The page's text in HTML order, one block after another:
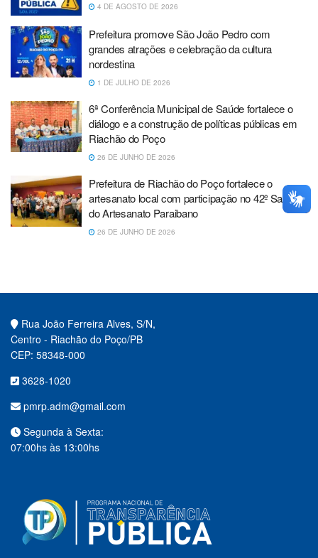
4 DE AGOSTO DE 2026
Prefeitura promove São João Pedro com
grandes atrações e celebração da cultura
nordestina
1 DE JULHO DE 2026
6ª Conferência Municipal de Saúde fortalece o
diálogo e a construção de políticas públicas em
Riachão do Poço
26 DE JUNHO DE 2026
Prefeitura de Riachão do Poço fortalece o
artesanato local com participação no 42º Salão
do Artesanato Paraibano
26 DE JUNHO DE 2026
Rua João Ferreira Alves, S/N,
Centro - Riachão do Poço/PB
CEP: 58348-000
3628-1020
pmrp.adm@gmail.com
Segunda à Sexta:
07:00hs às 13:00hs